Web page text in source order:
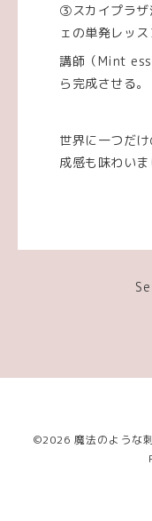
③スカイプラザ
ェの単発レッ
講師（Mint
ら完成させる。
世界に一つだ
成感も味わいま
©2026 魔法のような